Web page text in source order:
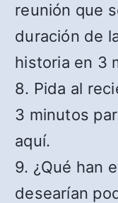
reunión que
duración de
historia en 3
8. Pida al
3 minutos
aquí.
9. ¿Qué han
desearían